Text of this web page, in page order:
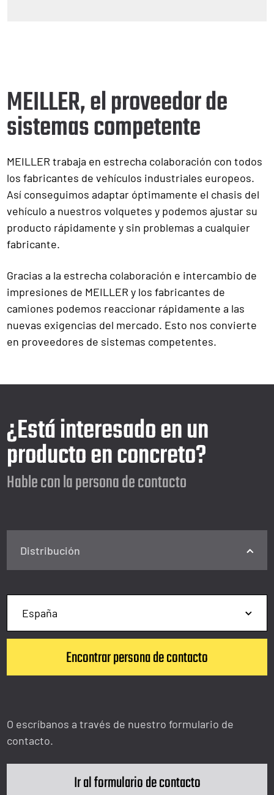
MEILLER, el proveedor de
sistemas competente
MEILLER trabaja en estrecha colaboración con todos
los fabricantes de vehículos industriales europeos.
Así conseguimos adaptar óptimamente el chasis del
vehículo a nuestros volquetes y podemos ajustar su
producto rápidamente y sin problemas a cualquier
fabricante.
Gracias a la estrecha colaboración e intercambio de
impresiones de MEILLER y los fabricantes de
camiones podemos reaccionar rápidamente a las
nuevas exigencias del mercado. Esto nos convierte
en proveedores de sistemas competentes.
¿Está interesado en un
producto en concreto?
Hable con la persona de contacto
Distribución
O escríbanos a través de nuestro formulario de
contacto.
Ir al formulario de contacto